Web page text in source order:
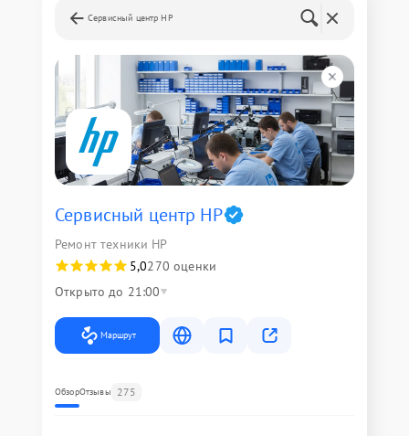
Сервисный центр HP
Сервисный центр HP
Ремонт техники HP
5,0270 оценки
Открыто до 21:00
Маршрут
ОбзорОтзывы 275